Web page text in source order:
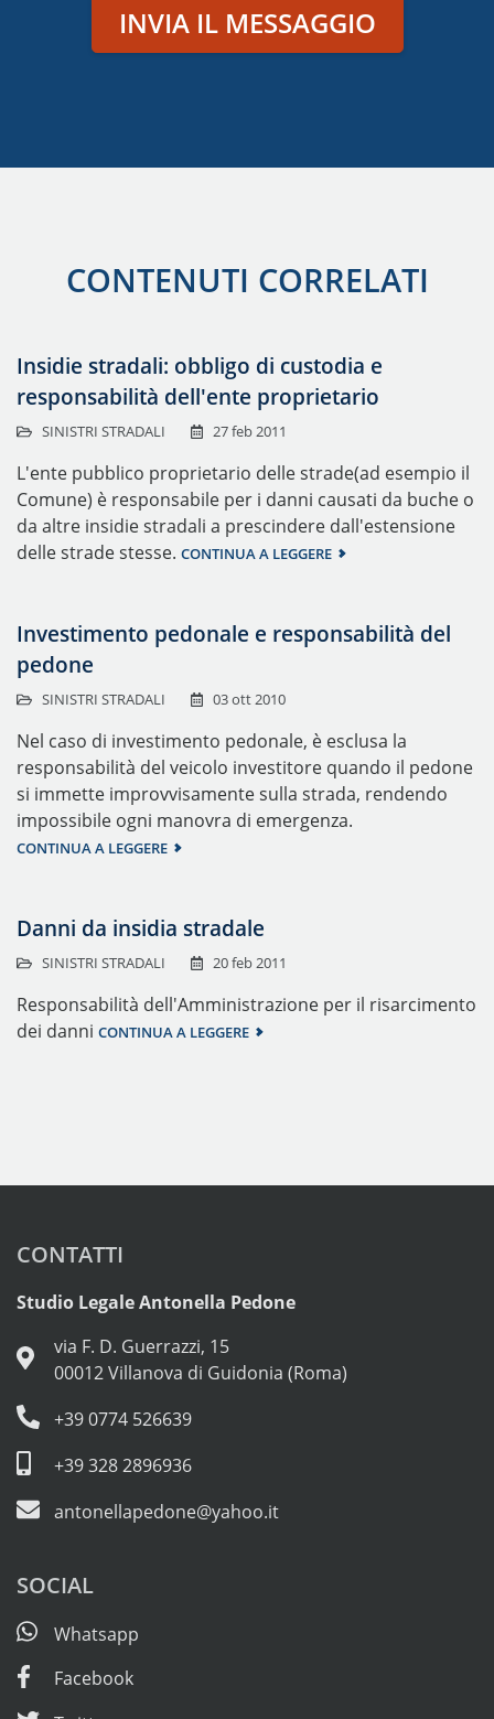
INVIA IL MESSAGGIO
CONTENUTI CORRELATI
Insidie stradali: obbligo di custodia e
responsabilità dell'ente proprietario
SINISTRI STRADALI 27 feb 2011
L'ente pubblico proprietario delle strade(ad esempio il
Comune) è responsabile per i danni causati da buche o
da altre insidie stradali a prescindere dall'estensione
delle strade stesse. CONTINUA A LEGGERE
Investimento pedonale e responsabilità del
pedone
SINISTRI STRADALI 03 ott 2010
Nel caso di investimento pedonale, è esclusa la
responsabilità del veicolo investitore quando il pedone
si immette improvvisamente sulla strada, rendendo
impossibile ogni manovra di emergenza.
CONTINUA A LEGGERE
Danni da insidia stradale
SINISTRI STRADALI 20 feb 2011
Responsabilità dell'Amministrazione per il risarcimento
dei danni CONTINUA A LEGGERE
CONTATTI
Studio Legale Antonella Pedone
via F. D. Guerrazzi, 15
00012 Villanova di Guidonia (Roma)
+39 0774 526639
+39 328 2896936
antonellapedone@yahoo.it
SOCIAL
Whatsapp
Facebook